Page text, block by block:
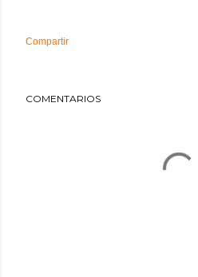
Compartir
COMENTARIOS